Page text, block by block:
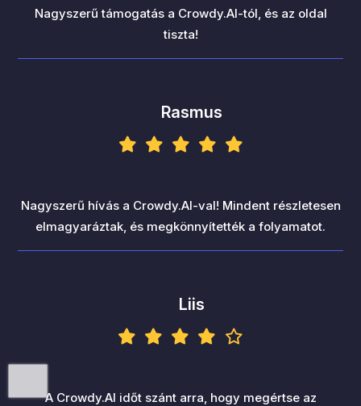
Nagyszerű támogatás a Crowdy.AI-tól, és az oldal
tiszta!
Rasmus
Nagyszerű hívás a Crowdy.AI-val! Mindent részletesen
elmagyaráztak, és megkönnyítették a folyamatot.
Liis
A Crowdy.AI időt szánt arra, hogy megértse az